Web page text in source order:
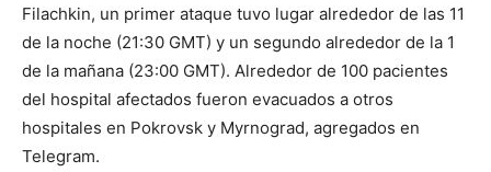
Filachkin, un primer ataque tuvo lugar alrededor de las 11
de la noche (21:30 GMT) y un segundo alrededor de la 1
de la mañana (23:00 GMT). Alrededor de 100 pacientes
del hospital afectados fueron evacuados a otros
hospitales en Pokrovsk y Myrnograd, agregados en
Telegram.